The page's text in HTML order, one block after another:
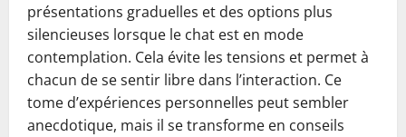
présentations graduelles et des options plus
silencieuses lorsque le chat est en mode
contemplation. Cela évite les tensions et permet à
chacun de se sentir libre dans l’interaction. Ce
tome d’expériences personnelles peut sembler
anecdotique, mais il se transforme en conseils